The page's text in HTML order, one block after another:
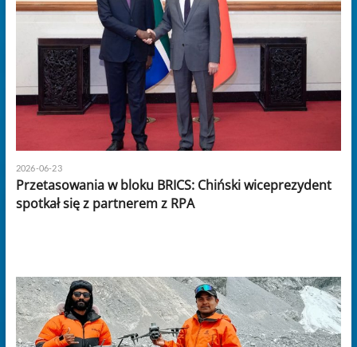
2026-06-23
Przetasowania w bloku BRICS: Chiński wiceprezydent
spotkał się z partnerem z RPA